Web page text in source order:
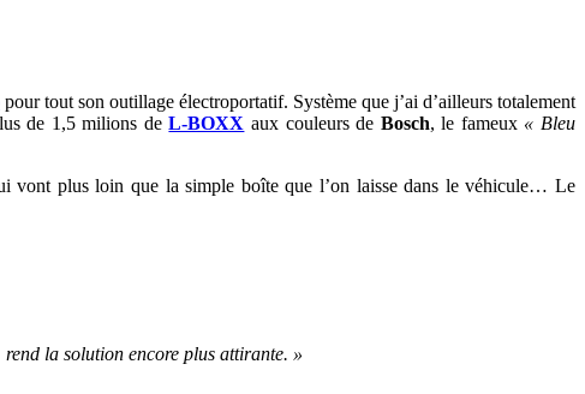
pour tout son outillage électroportatif. Système que j’ai d’ailleurs totalement
de 1,5 milions deL-BOXX aux couleurs de Bosch, le fameux « Bleu
vont plus loin que la simple boîte que l’on laisse dans le véhicule… Le
la solution encore plus attirante. »